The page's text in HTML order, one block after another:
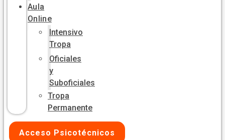
Aula
Online
Intensivo
Tropa
Oficiales
y
Suboficiales
Tropa
Permanente
Acceso Psicotécnicos